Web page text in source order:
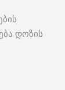
დოზის